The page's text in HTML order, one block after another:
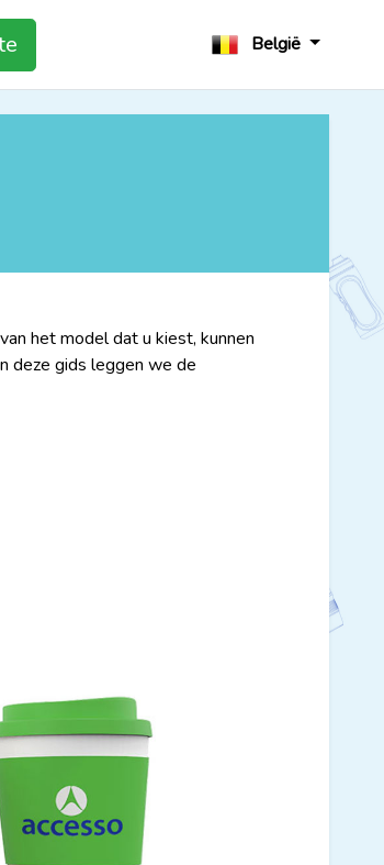
België
het model dat u kiest, kunnen
deze gids leggen we de